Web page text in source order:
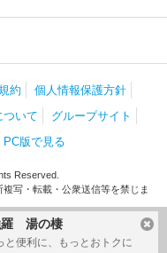
羅 湯の棲
と便利に、もっとおトクに
約
個人情報保護方針
ついて
グループサイト
PC版で見る
Reserved.
写・転載・公衆送信等を禁じま